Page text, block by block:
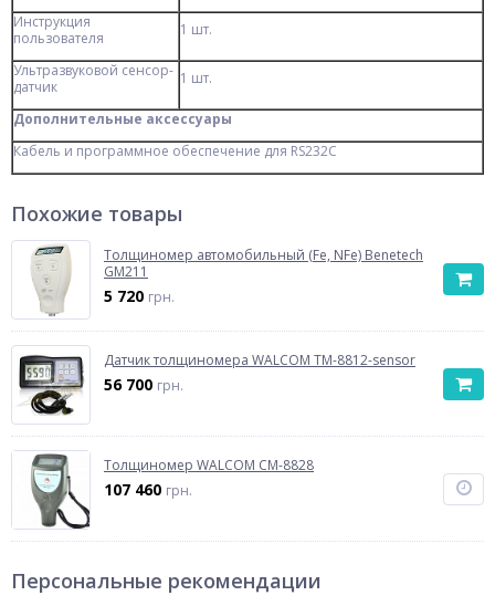
Инструкция
пользователя
1 шт.
Ультразвуковой сенсор-
датчик
1 шт.
Дополнительные аксессуары
Кабель и программное обеспечение для RS232C
Похожие товары
Толщиномер автомобильный (Fe, NFe) Benetech
GM211
5 720 грн.
Датчик толщиномера WALCOM TM-8812-sensor
56 700 грн.
Толщиномер WALCOM СМ-8828
107 460 грн.
Персональные рекомендации